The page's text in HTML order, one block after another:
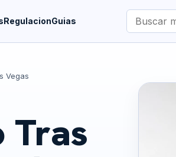
RegulacionGuias
Buscar
marcas
Vegas
Tras